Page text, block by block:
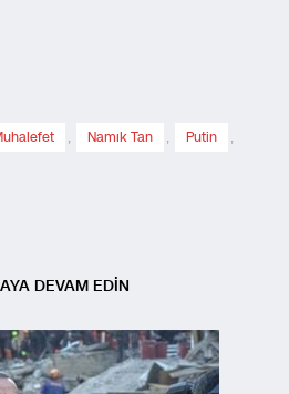
, Namık Tan , Putin ,
DEVAM EDİN